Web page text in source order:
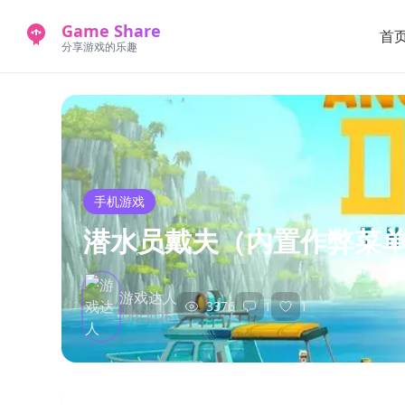
Game Share
分享游戏的乐趣
首
手机游戏
潜水员戴夫（内置作弊菜
游戏达人
1/9/2026
3376 1 1